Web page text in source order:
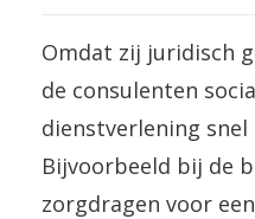
Omdat zij juridisch
de consulenten
dienstverlening
Bijvoorbeeld bij de
zorgdragen voor